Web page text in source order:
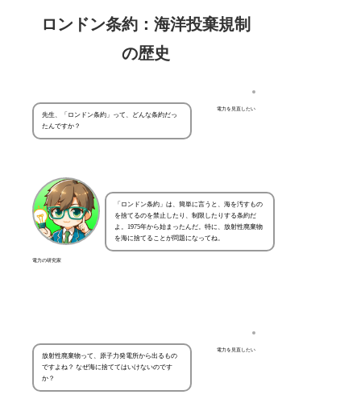
ロンドン条約：海洋投棄規制
の歴史
電力を見直したい
先生、「ロンドン条約」って、どんな条約だっ
たんですか？
電力の研究家
「ロンドン条約」は、簡単に言うと、海を汚すもの
を捨てるのを禁止したり、制限したりする条約だ
よ。1975年から始まったんだ。特に、放射性廃棄物
を海に捨てることが問題になってね。
電力を見直したい
放射性廃棄物って、原子力発電所から出るもの
ですよね？ なぜ海に捨ててはいけないのです
か？